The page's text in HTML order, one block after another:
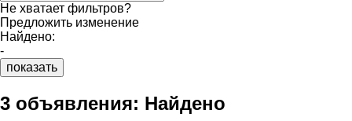
Не хватает фильтров?
Предложить изменение
Найдено:
-
показать
3 объявления: Найдено